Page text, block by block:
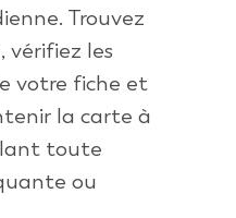
Trouvez
vérifiez les
votre fiche et
la carte à
toute
ou